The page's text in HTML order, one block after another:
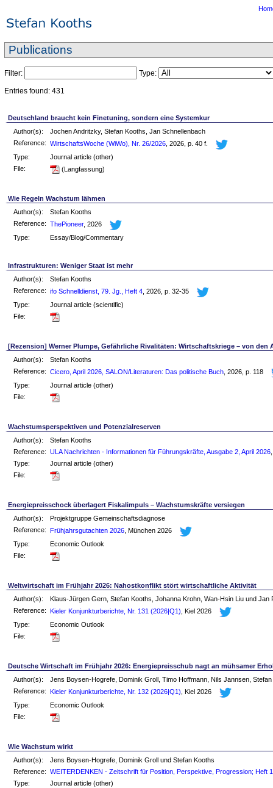
Publications
Filter: Type:
Entries found: 431
Deutschland braucht kein Finetuning, sondern eine Systemkur
Author(s):
Jochen Andritzky, Stefan Kooths, Jan Schnellenbach
Reference:
WirtschaftsWoche (WiWo), Nr. 26/2026 , 2026, p. 40 f.
Type:
Journal article (other)
File:
(Langfassung)
Wie Regeln Wachstum lähmen
Author(s):
Stefan Kooths
Reference:
ThePioneer, 2026
Type:
Essay/Blog/Commentary
Infrastrukturen: Weniger Staat ist mehr
Author(s):
Stefan Kooths
Reference:
ifo Schnelldienst, 79. Jg., Heft 4 , 2026, p. 32-35
Type:
Journal article (scientific)
File:
[Rezension] Werner Plumpe, Gefährliche Rivalitäten: Wirtschaftskriege – von
Author(s):
Stefan Kooths
Reference:
Cicero, April 2026, SALON/Literaturen: Das politische Buch , 2026, p. 118
Type:
Journal article (other)
File:
Wachstumsperspektiven und Potenzialreserven
Author(s):
Stefan Kooths
Reference:
ULA Nachrichten - Informationen für Führungskräfte, Ausgabe 2, April 2026
Type:
Journal article (other)
File:
Energiepreisschock überlagert Fiskalimpuls – Wachstumskräfte versiegen
Author(s):
Projektgruppe Gemeinschaftsdiagnose
Reference:
Frühjahrsgutachten 2026 , München 2026
Type:
Economic Outlook
File:
Weltwirtschaft im Frühjahr 2026: Nahostkonflikt stört wirtschaftliche Aktivität
Author(s):
Klaus-Jürgen Gern, Stefan Kooths, Johanna Krohn, Wan-Hsin Liu und Jan
Reference:
Kieler Konjunkturberichte, Nr. 131 (2026|Q1) , Kiel 2026
Type:
Economic Outlook
File:
Deutsche Wirtschaft im Frühjahr 2026: Energiepreisschub nagt an mühsamer
Author(s):
Jens Boysen-Hogrefe, Dominik Groll, Timo Hoffmann, Nils Jannsen,
Reference:
Kieler Konjunkturberichte, Nr. 132 (2026|Q1) , Kiel 2026
Type:
Economic Outlook
File:
Wie Wachstum wirkt
Author(s):
Jens Boysen-Hogrefe, Dominik Groll und Stefan Kooths
Reference:
WEITERDENKEN - Zeitschrift für Position, Perspektive, Progression; Heft
Type:
Journal article (other)